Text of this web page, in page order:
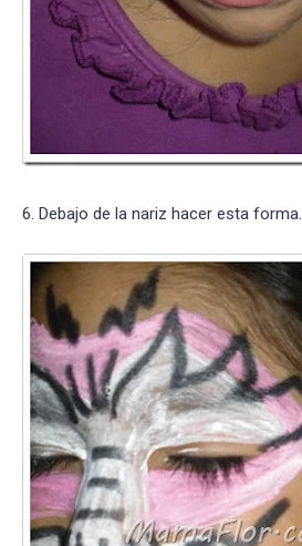
6. Debajo de la nariz hacer esta forma.